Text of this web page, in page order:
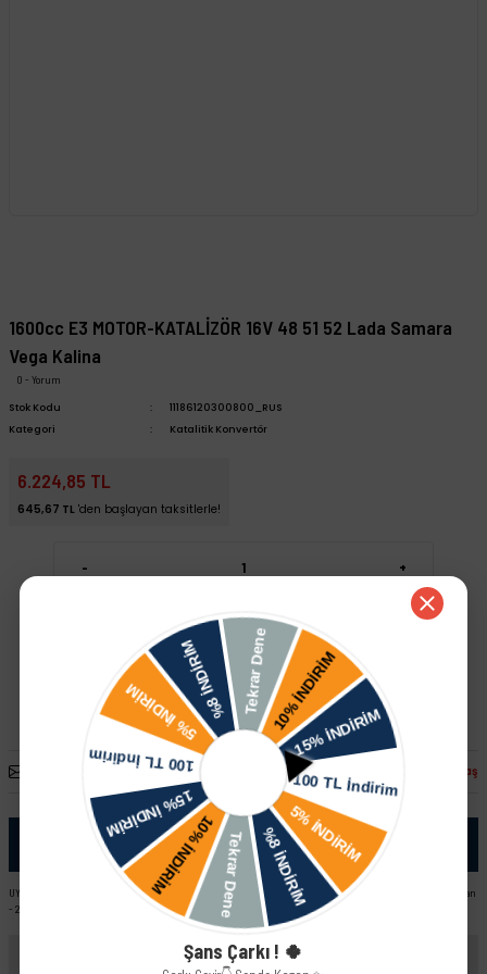
1600cc E3 MOTOR-KATALİZÖR 16V 48 51 52 Lada Samara
Vega Kalina
0 - Yorum
Stok Kodu
11186120300800_RUS
Kategori
Katalitik Konvertör
6.224,85 TL
645,67 TL 'den başlayan taksitlerle!
- +
Sepete Ekle Hızlı Satın Al
Fiyatı Düşünce Haber Ver Paylaş
UYUMLU ARAÇ VE MOTOR TIPLERI: Lada Samara II - 2115 Lada Kalina STW Lada Vega HB - 2112 Lada Vega Sedan
- 2110 Lada Samara II - 2113 Lada Kalina Sedan Lada Vega Stw - 2111 Lada Samara II - 2114 Lada Kalina HB
Şans Çarkı ! 🍀